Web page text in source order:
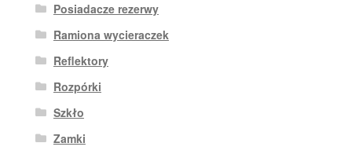
Posiadacze rezerwy
Ramiona wycieraczek
Reflektory
Rozpórki
Szkło
Zamki